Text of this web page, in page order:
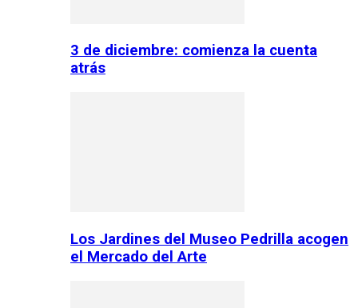
3 de diciembre: comienza la cuenta
atrás
Los Jardines del Museo Pedrilla acogen
el Mercado del Arte